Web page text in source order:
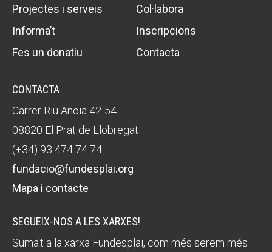
Projectes i serveis
Col·labora
Informa’t
Inscripcions
Fes un donatiu
Contacta
CONTACTA
Carrer Riu Anoia 42-54
08820 El Prat de Llobregat
(+34) 93 474 74 74
fundacio@fundesplai.org
Mapa i contacte
SEGUEIX-NOS A LES XARXES!
Suma't a la xarxa Fundesplai, com més serem més